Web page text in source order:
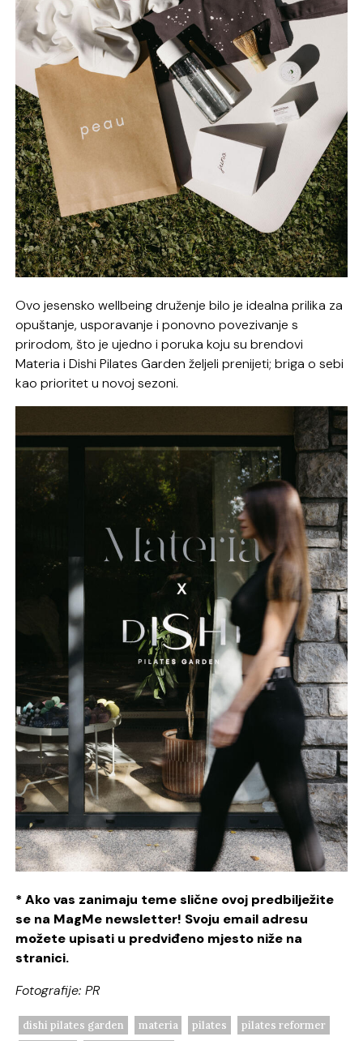
Ovo jesensko wellbeing druženje bilo je idealna prilika za
opuštanje, usporavanje i ponovno povezivanje s
prirodom, što je ujedno i poruka koju su brendovi
Materia i Dishi Pilates Garden željeli prenijeti; briga o sebi
kao prioritet u novoj sezoni.
* Ako vas zanimaju teme slične ovoj predbilježite
se na MagMe newsletter! Svoju email adresu
možete upisati u predviđeno mjesto niže na
stranici.
Fotografije: PR
dishi pilates garden materia pilates
pilates reformer